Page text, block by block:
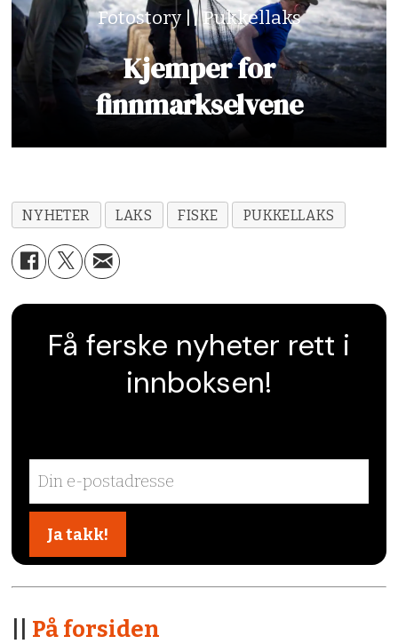
Fotostory || Pukkellaks
Kjemper for
finnmarkselvene
NYHETER LAKS FISKE PUKKELLAKS
Få ferske nyheter rett i
innboksen!
På forsiden